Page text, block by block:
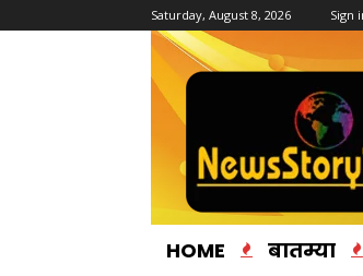
Saturday, August 8, 2026 Sign
HOME बातम्या